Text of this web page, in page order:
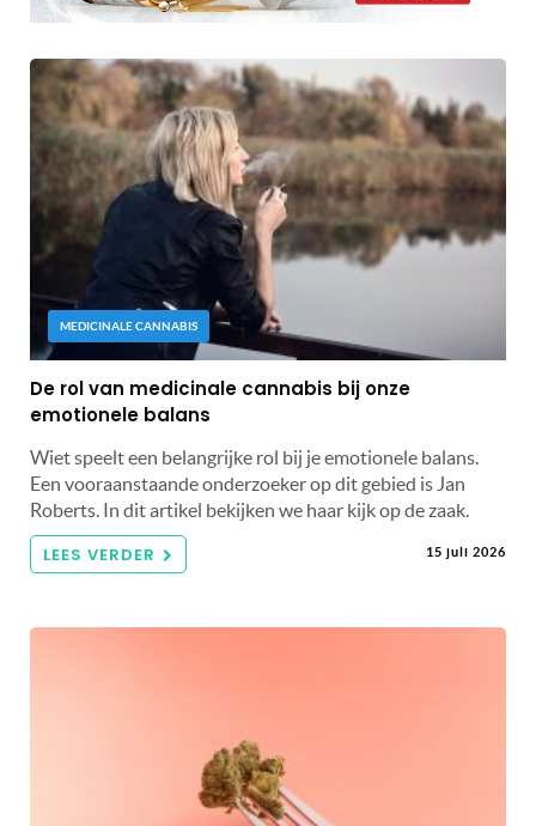
MEDICINALE CANNABIS
De rol van medicinale cannabis bij onze
emotionele balans
Wiet speelt een belangrijke rol bij je emotionele balans.
Een vooraanstaande onderzoeker op dit gebied is Jan
Roberts. In dit artikel bekijken we haar kijk op de zaak.
LEES VERDER 15 juli 2026